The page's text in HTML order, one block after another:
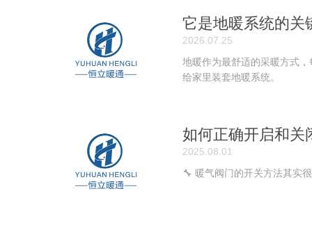
它是地暖系统的关
略了……
2026.07.25
地暖作为最舒适的采暖方式
给家里装套地暖系统。
如何正确开启和关
2025.08.01
🔧 暖气阀门的开关方法其实